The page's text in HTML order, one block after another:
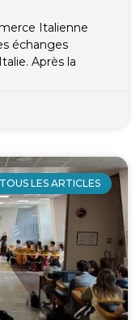
Italienne
échanges
Après la
TOUS LES ARTICLES